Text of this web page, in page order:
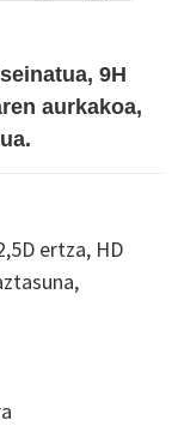
9H
aurkakoa,
ertza, HD